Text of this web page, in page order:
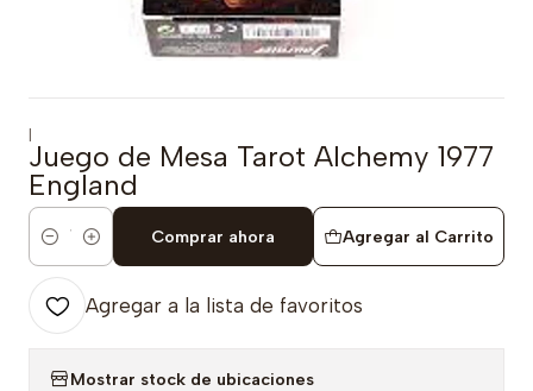
|
Juego de Mesa Tarot Alchemy 1977
England
Cantidad
Agregar al Carrito
Comprar ahora
Agregar a la lista de favoritos
Mostrar stock de ubicaciones